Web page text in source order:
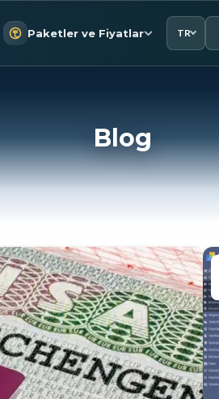
Paketler ve Fiyatlar TR
Blog